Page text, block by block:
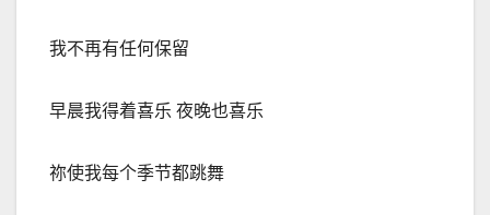
我不再有任何保留
早晨我得着喜乐 夜晚也喜乐
祢使我每个季节都跳舞